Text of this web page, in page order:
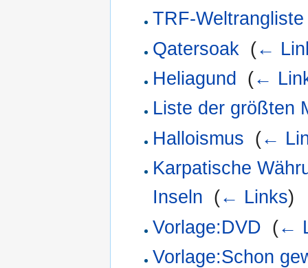
TRF-Weltrangliste
Qatersoak (←
Heliagund
(←
Liste der größten
Halloismus (←
Karpatische
Inseln (← Links)
Vorlage:DVD (←
Vorlage:Schon